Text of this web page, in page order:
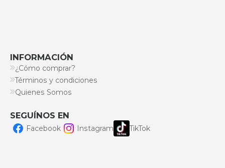
INFORMACIÓN
¿Cómo comprar?
Términos y condiciones
Quienes Somos
SEGUÍNOS EN
Facebook Instagram TikTok